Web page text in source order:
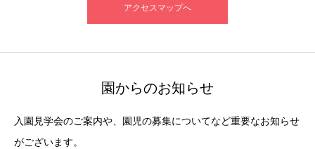
アクセスマップへ
園からのお知らせ
入園見学会のご案内や、園児の募集についてなど重要なお知らせ
がございます。